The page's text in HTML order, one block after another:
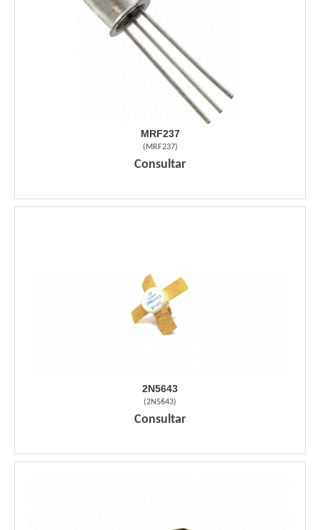
MRF237
( MRF237)
Consultar
2N5643
(2N5643)
Consultar